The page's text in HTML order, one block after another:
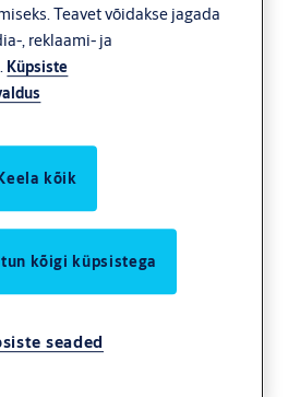
Teavet võidakse jagada
, reklaami- ja
Küpsiste
kõik
kõigi küpsistega
seaded